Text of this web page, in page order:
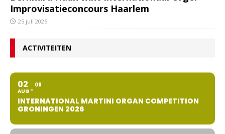
Improvisatieconcours Haarlem
25 juli 2026
ACTIVITEITEN
02
AUG
08
INTERNATIONAL MARTINI ORGAN COMPETITION
GRONINGEN 2026